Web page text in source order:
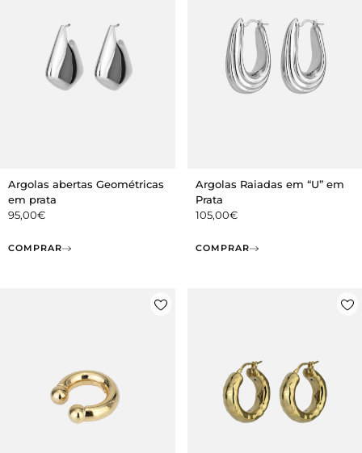
Argolas abertas Geométricas
em prata
95,00€
COMPRAR
Argolas Raiadas em “U” em
Prata
105,00€
COMPRAR